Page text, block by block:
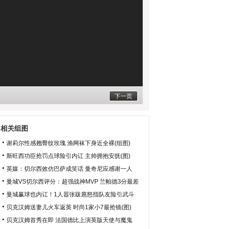
下一页
相关组图
谢莉尔性感翘臀纹玫瑰 渔网袜下身近全裸(组图)
斯旺西功臣抢罚点球险引内讧 主帅拥抱安抚(图)
英媒：切尔西效仿巴萨成笑话 曼奇尼应感谢一人
曼城VS切尔西评分：超强战神MVP 兰帕德3分最差
曼城赢球也内讧！1人嚣张跋扈怒指队友险引武斗
贝克汉姆送妻儿火车返英 时尚1家小7最抢镜(图)
贝克汉姆首秀在即 法国德比上演英版天使与魔鬼